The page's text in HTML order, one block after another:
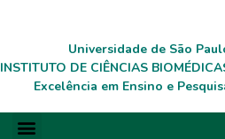
Universidade de São
INSTITUTO DE CIÊNCIAS
Excelência em Ensino e